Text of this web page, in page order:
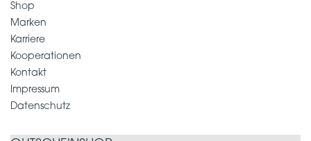
Shop
Marken
Karriere
Kooperationen
Kontakt
Impressum
Datenschutz